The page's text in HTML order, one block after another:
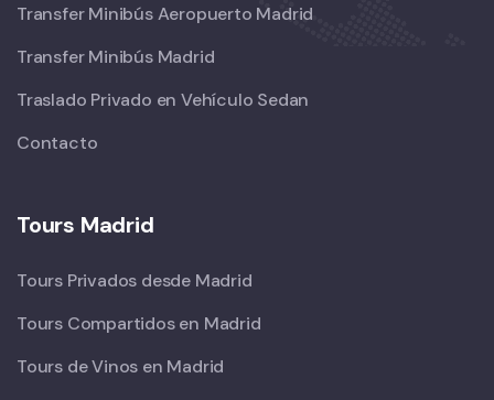
Transfer Minibús Aeropuerto Madrid
Transfer Minibús Madrid
Traslado Privado en Vehículo Sedan
Contacto
Tours Madrid
Tours Privados desde Madrid
Tours Compartidos en Madrid
Tours de Vinos en Madrid